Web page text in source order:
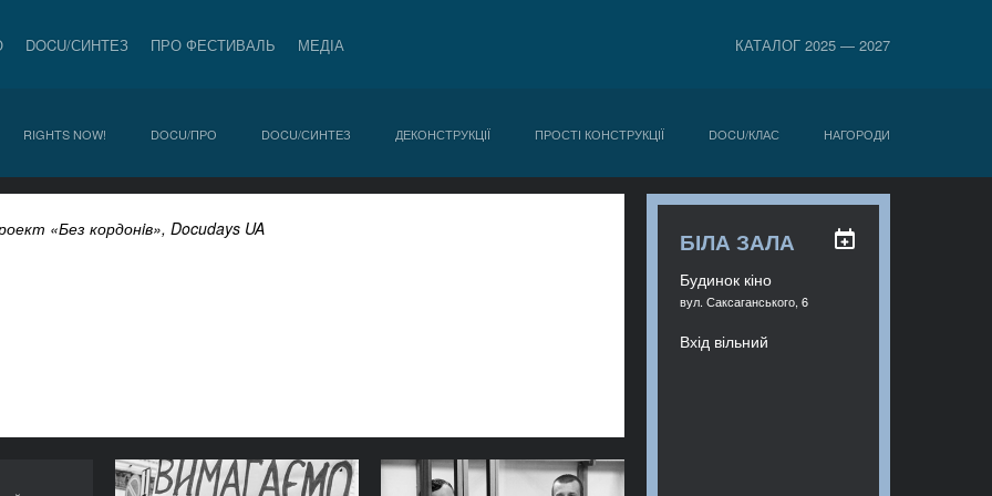
DOCU/СИНТЕЗ ПРО ФЕСТИВАЛЬ МЕДІА КАТАЛОГ 2025 — 2027
RIGHTS NOW! DOCU/ПРО DOCU/СИНТЕЗ ДЕКОНСТРУКЦІЇ ПРОСТІ КОНСТРУКЦІЇ DOCU/КЛАС НАГОРОДИ
«Без кордонiв», Docudays UA БІЛА ЗАЛА
Будинок кіно
вул. Саксаганського, 6
Вхід вільний